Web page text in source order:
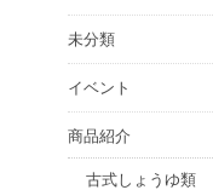
未分類
イベント
商品紹介
古式しょうゆ類